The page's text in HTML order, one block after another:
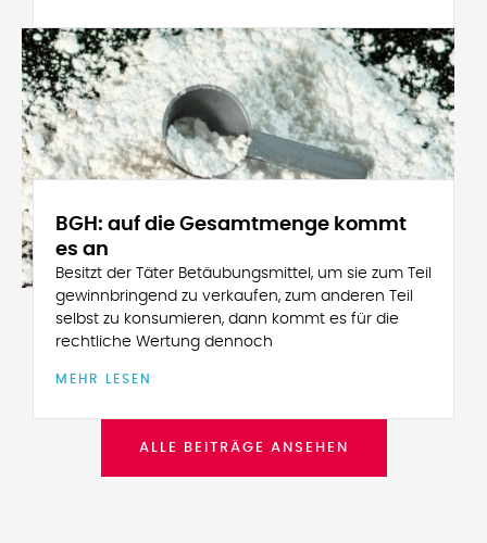
BGH: auf die Gesamtmenge kommt
es an
Besitzt der Täter Betäubungsmittel, um sie zum Teil
gewinnbringend zu verkaufen, zum anderen Teil
selbst zu konsumieren, dann kommt es für die
rechtliche Wertung dennoch
MEHR LESEN
ALLE BEITRÄGE ANSEHEN